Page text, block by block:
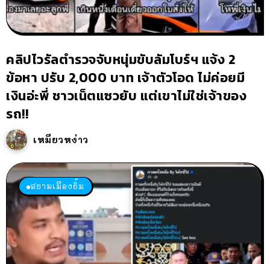
คลิปไวรัลตำรวจจับหนุ่มขับลัมโบร์ฯ แจ้ง 2
ข้อหา ปรับ 2,000 บาท เจ้าตัวโอด ไม่ค่อยมี
เงินอ่ะพี่ ชาวเน็ตแซวยับ แต่เขาไม่ใช่เจ้าของ
รถ!!
เหมียวหง่าว
สยามเมืองยิ้ม